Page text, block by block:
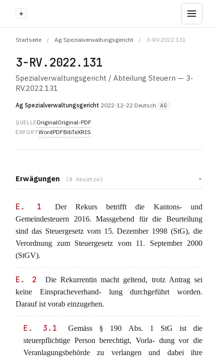
+
Startseite / Ag Spezialverwaltungsgericht / 3-RV.2022.131
3-RV.2022.131
Spezialverwaltungsgericht / Abteilung Steuern — 3-
RV.2022.131
Ag Spezialverwaltungsgericht·2022-12-22·Deutsch AG
QUELLEOriginalOriginal-PDF
EXPORTWordPDFBibTeXRIS
Erwägungen (8 Absätze)
E. 1
Der Rekurs betrifft die Kantons- und
Gemeindesteuern 2016. Massgebend für die Beurteilung
sind das Steuergesetz vom 15. Dezember 1998 (StG), die
Verordnung zum Steuergesetz vom 11. September 2000
(StGV).
E. 2
Die Rekurrentin macht geltend, trotz Antrag sei
keine Einspracheverhand- lung durchgeführt worden.
Darauf ist vorab einzugehen.
E. 3.1
Gemäss § 190 Abs. 1 StG ist die
steuerpflichtige Person berechtigt, Vorla- dung vor die
Veranlagungsbehörde zu verlangen und dabei ihre